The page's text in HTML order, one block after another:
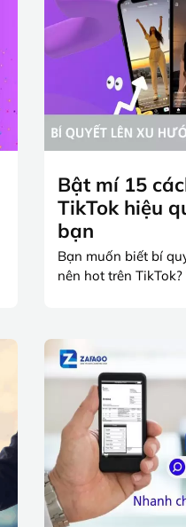
Bật mí 15
TikTok hiệu
bạn
Bạn muốn biết bí
nên hot trên